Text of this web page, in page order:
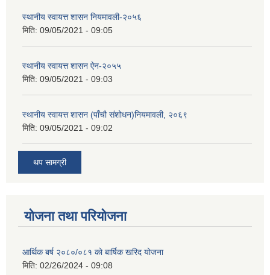
स्थानीय स्वायत्त शासन नियमावली-२०५६
मिति: 09/05/2021 - 09:05
स्थानीय स्वायत्त शासन ए‍ेन-२०५५
मिति: 09/05/2021 - 09:03
स्थानीय स्वायत्त शासन (पाँचौ संशोधन)नियमावली, २०६९
मिति: 09/05/2021 - 09:02
थप सामग्री
योजना तथा परियोजना
आर्थिक बर्ष २०८०/०८१ को बार्षिक खरिद योजना
मिति: 02/26/2024 - 09:08